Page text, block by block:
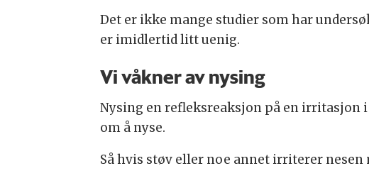
Det er ikke mange studier som har
er imidlertid litt uenig.
Vi våkner av nysing
Nysing en refleksreaksjon på en irritasjon
om å nyse.
Så hvis støv eller noe annet irriterer